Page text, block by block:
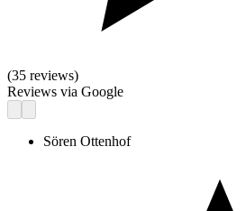
(35 reviews)
Reviews via Google
Sören Ottenhof